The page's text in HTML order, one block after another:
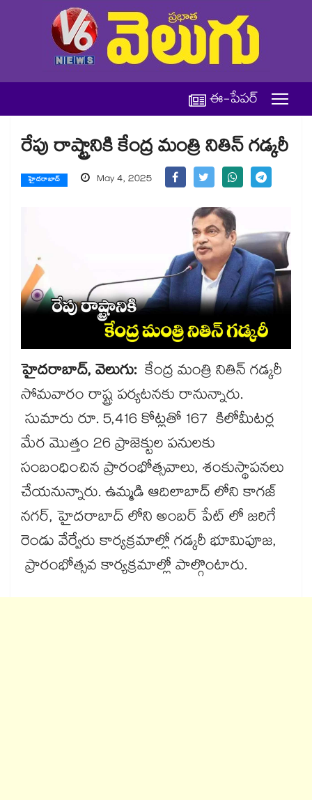
ఈ-పేపర్
రేపు రాష్ట్రానికి కేంద్ర మంత్రి నితిన్ గడ్కరీ
హైదరాబాద్ May 4, 2025
హైదరాబాద్, వెలుగు:కేంద్ర మంత్రి నితిన్ గడ్కరీ
సోమవారం రాష్ట్ర పర్యటనకు రానున్నారు.
సుమారు రూ. 5,416 కోట్లతో 167 కిలోమీటర్ల
మేర మొత్తం 26 ప్రాజెక్టుల పనులకు
సంబంధించిన ప్రారంభోత్సవాలు, శంకుస్థాపనలు
చేయనున్నారు. ఉమ్మడి ఆదిలాబాద్ లోని కాగజ్
నగర్, హైదరాబాద్ లోని అంబర్ పేట్ లో జరిగే
రెండు వేర్వేరు కార్యక్రమాల్లో గడ్కరీ భూమిపూజ,
ప్రారంభోత్సవ కార్యక్రమాల్లో పాల్గొంటారు.